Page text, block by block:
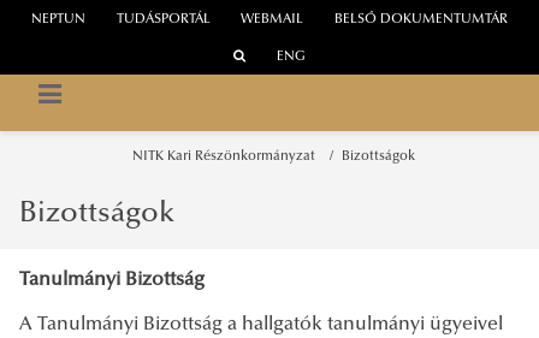
WEBMAIL
NEPTUN TUDÁSPORTÁL BELSŐ DOKUMENTUMTÁR
ENG
NITK Kari Részönkormányzat Bizottságok
Bizottságok
Tanulmányi Bizottság
A Tanulmányi Bizottság a hallgatók tanulmányi ügyeivel